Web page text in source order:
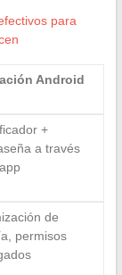
para
Android
+
a través
de
permisos